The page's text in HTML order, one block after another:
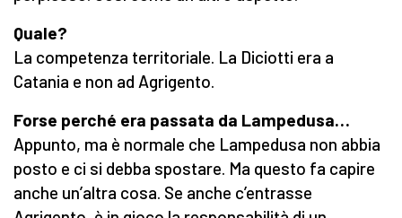
Quale?
La competenza territoriale. La Diciotti era a
Catania e non ad Agrigento.
Forse perché era passata da Lampedusa…
Appunto, ma è normale che Lampedusa non abbia
posto e ci si debba spostare. Ma questo fa capire
anche un’altra cosa. Se anche c’entrasse